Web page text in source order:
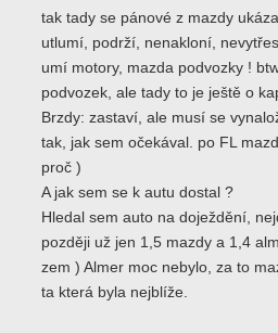
tak tady se pánové z mazdy
utlumí, podrží, nenakloní,
umí motory, mazda podvozky !
podvozek, ale tady to je ještě o
Brzdy: zastaví, ale musí se
tak, jak sem očekával. po FL
proč )
A jak sem se k autu dostal ?
Hledal sem auto na doježdění,
později už jen 1,5 mazdy a 1,4
zem ) Almer moc nebylo, za to
ta která byla nejblíže.